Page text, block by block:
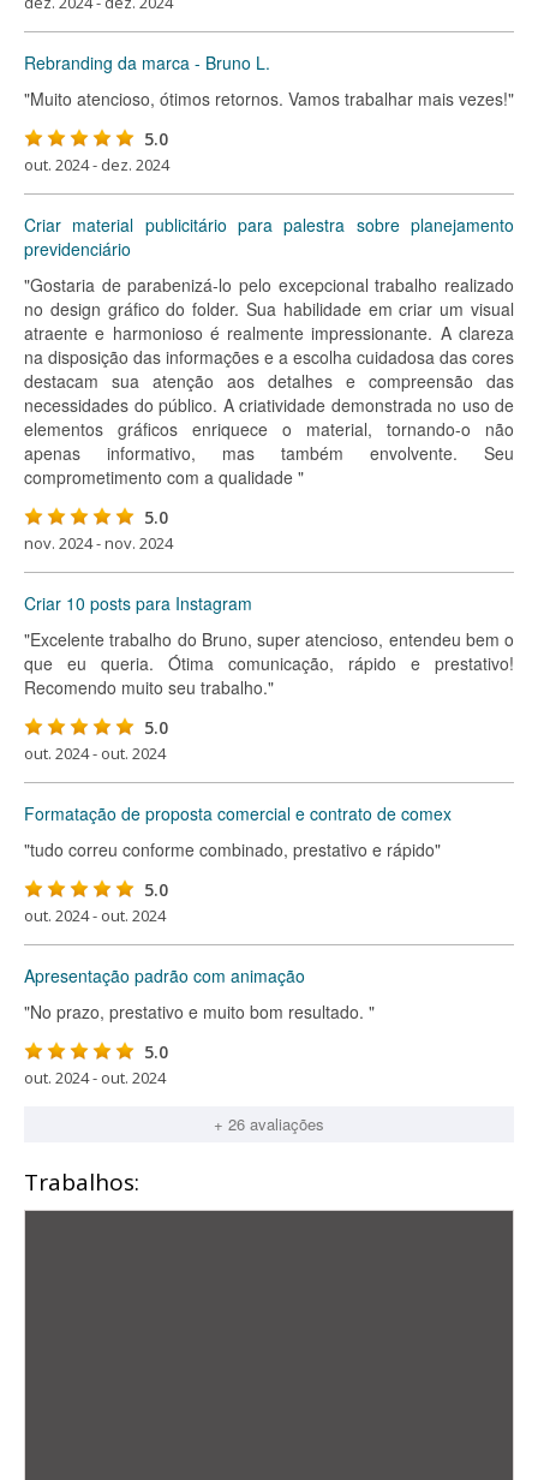
Rebranding da marca - Bruno L.
"Muito atencioso, ótimos retornos. Vamos trabalhar mais vezes!"
5.0
out. 2024 - dez. 2024
Criar material publicitário para palestra sobre planejamento
previdenciário
"Gostaria de parabenizá-lo pelo excepcional trabalho realizado
no design gráfico do folder. Sua habilidade em criar um visual
atraente e harmonioso é realmente impressionante. A clareza
na disposição das informações e a escolha cuidadosa das cores
destacam sua atenção aos detalhes e compreensão das
necessidades do público. A criatividade demonstrada no uso de
elementos gráficos enriquece o material, tornando-o não
apenas informativo, mas também envolvente. Seu
comprometimento com a qualidade "
5.0
nov. 2024 - nov. 2024
Criar 10 posts para Instagram
"Excelente trabalho do Bruno, super atencioso, entendeu bem o
que eu queria. Ótima comunicação, rápido e prestativo!
Recomendo muito seu trabalho."
5.0
out. 2024 - out. 2024
Formatação de proposta comercial e contrato de comex
"tudo correu conforme combinado, prestativo e rápido"
5.0
out. 2024 - out. 2024
Apresentação padrão com animação
"No prazo, prestativo e muito bom resultado. "
5.0
out. 2024 - out. 2024
+ 26 avaliações
Trabalhos: